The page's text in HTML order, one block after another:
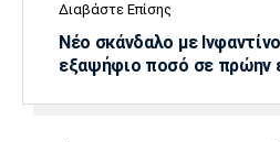
Διαβάστε Επίσης
Νέο σκάνδαλο με
εξαψήφιο ποσό σε πρώην